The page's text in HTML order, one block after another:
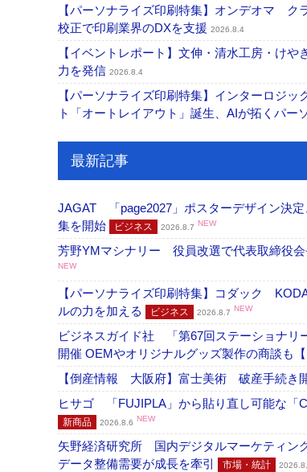
【パーソナライズ印刷特集】オンデオマ
校正で印刷業界のDXを支援 2026.8.4
【イベントレポート】文伸・清水工房・け
力を発信 2026.8.4
【パーソナライズ印刷特集】インターロジ
ト「オートレイアウト」誕生、AIが拓くパー
最新記事
JAGAT 「page2027」ポスターデザイン決
集を開始
ビジネス 2026.8.7 NEW
芳野YMマシナリー 役員改選で代表取締役
NEW
【パーソナライズ印刷特集】コダック
ルの力を加える
ビジネス 2026.8.7 NEW
ビジネスガイド社 「第67回ステーショナリ
開催 OEMやオリジナルグッズ製作の商談も
【倒産情報 大阪府】富士美術 破産手続き
ヒサゴ 「FUJIPLA」から貼り直し可能な「
新商品 2026.8.6 NEW
矢野経済研究所 国内デジタルマーケティン
データ整備需要が成長を牽引
市場・統計